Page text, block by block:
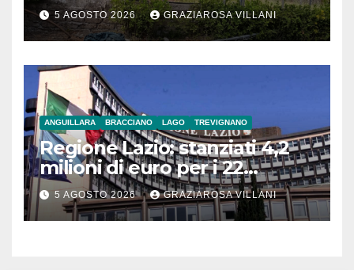
5 AGOSTO 2026 GRAZIAROSA VILLANI
ANGUILLARA BRACCIANO LAGO TREVIGNANO
Regione Lazio: stanziati 4,2
milioni di euro per i 22
Comuni dell’Etruria
Meridionale
5 AGOSTO 2026 GRAZIAROSA VILLANI